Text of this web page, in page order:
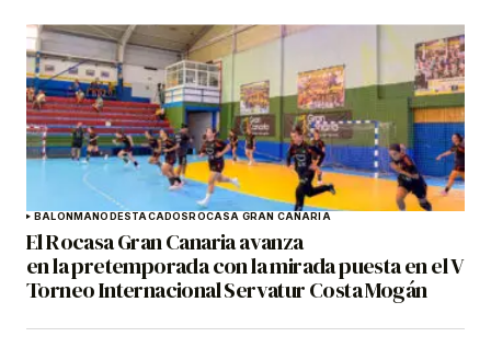
BALONMANO DESTACADOS ROCASA GRAN CANARIA
El Rocasa Gran Canaria avanza
en la pretemporada con la mirada puesta en el V
Torneo Internacional Servatur Costa Mogán